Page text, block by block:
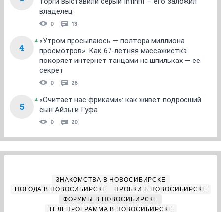
владелец
0 13
4
«Утром просыпаюсь — полтора миллиона
просмотров». Как 67-летняя массажистка
покоряет интернет танцами на шпильках — ее
секрет
0 26
5
«Считает нас фриками»: как живет подросший
сын Айзы и Гуфа
0 20
ЗНАКОМСТВА В НОВОСИБИРСКЕ
ПОГОДА В НОВОСИБИРСКЕ
ПРОБКИ В НОВОСИБИРСКЕ
ФОРУМЫ В НОВОСИБИРСКЕ
ТЕЛЕПРОГРАММА В НОВОСИБИРСКЕ